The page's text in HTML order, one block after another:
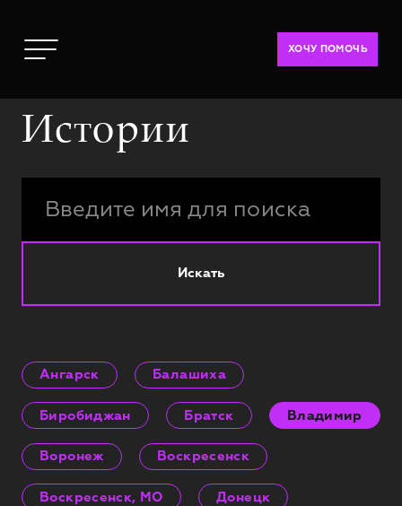
ХОЧУ ПОМОЧЬ
Истории
Искать
Ангарск Балашиха
Биробиджан Братск Владимир
Воронеж Воскресенск
Воскресенск, МО Донецк